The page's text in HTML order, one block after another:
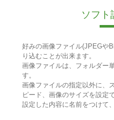
ソフト
好みの画像ファイル(JPEGや
り込むことが出来ます。
画像ファイルは、フォルダー
す。
画像ファイルの指定以外に、
ピード、画像のサイズを設定
設定した内容に名前をつけて